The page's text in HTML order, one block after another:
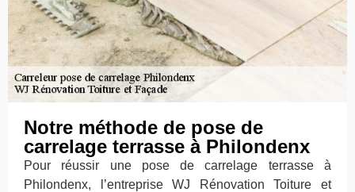
Notre méthode de pose de
carrelage terrasse à Philondenx
Pour réussir une pose de carrelage terrasse à
Philondenx, l’entreprise WJ Rénovation Toiture et